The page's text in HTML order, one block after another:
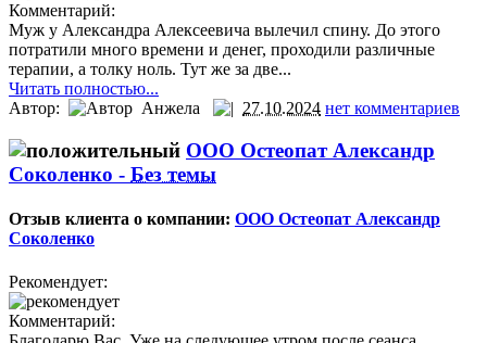
Комментарий:
Муж у Александра Алексеевича вылечил спину. До этого
потратили много времени и денег, проходили различные
терапии, а толку ноль. Тут же за две...
Читать полностью...
Автор:
Анжела 27.10.2024 нет комментариев
ООО Остеопат Александр
Соколенко - Без темы
Отзыв клиента о компании: ООО Остеопат Александр
Соколенко
Рекомендует:
Комментарий: